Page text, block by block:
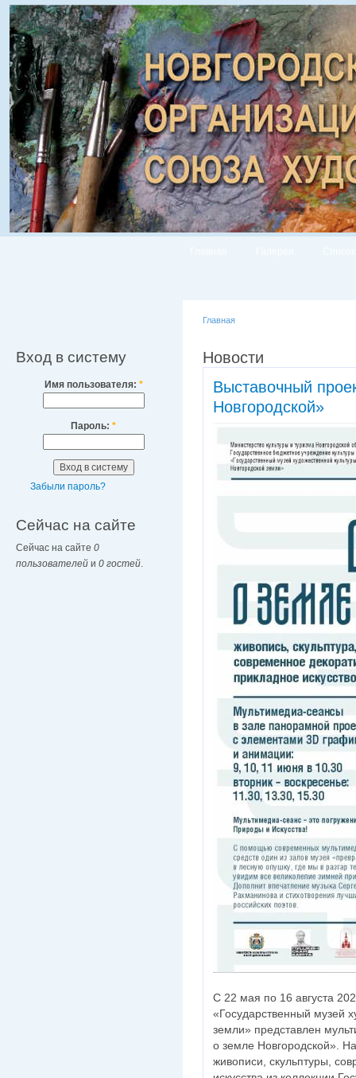
Вход в систему
Имя пользователя: *
Пароль: *
Забыли пароль?
Сейчас на сайте
Сейчас на сайте 0
пользователей и 0 гостей
Главная
Новости
Выставочный
Новгородской»
С 22 мая по 16 августа
«Государственный музей
земли» представлен
о земле Новгородской».
живописи, скульптуры,